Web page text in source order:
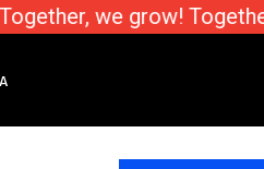
we grow!